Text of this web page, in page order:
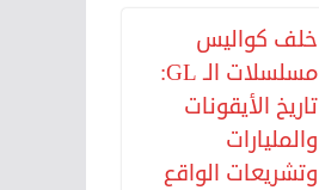
خلف كواليس
مسلسلات الـ GL:
تاريخ الأيقونات
والمليارات
وتشريعات الواقع